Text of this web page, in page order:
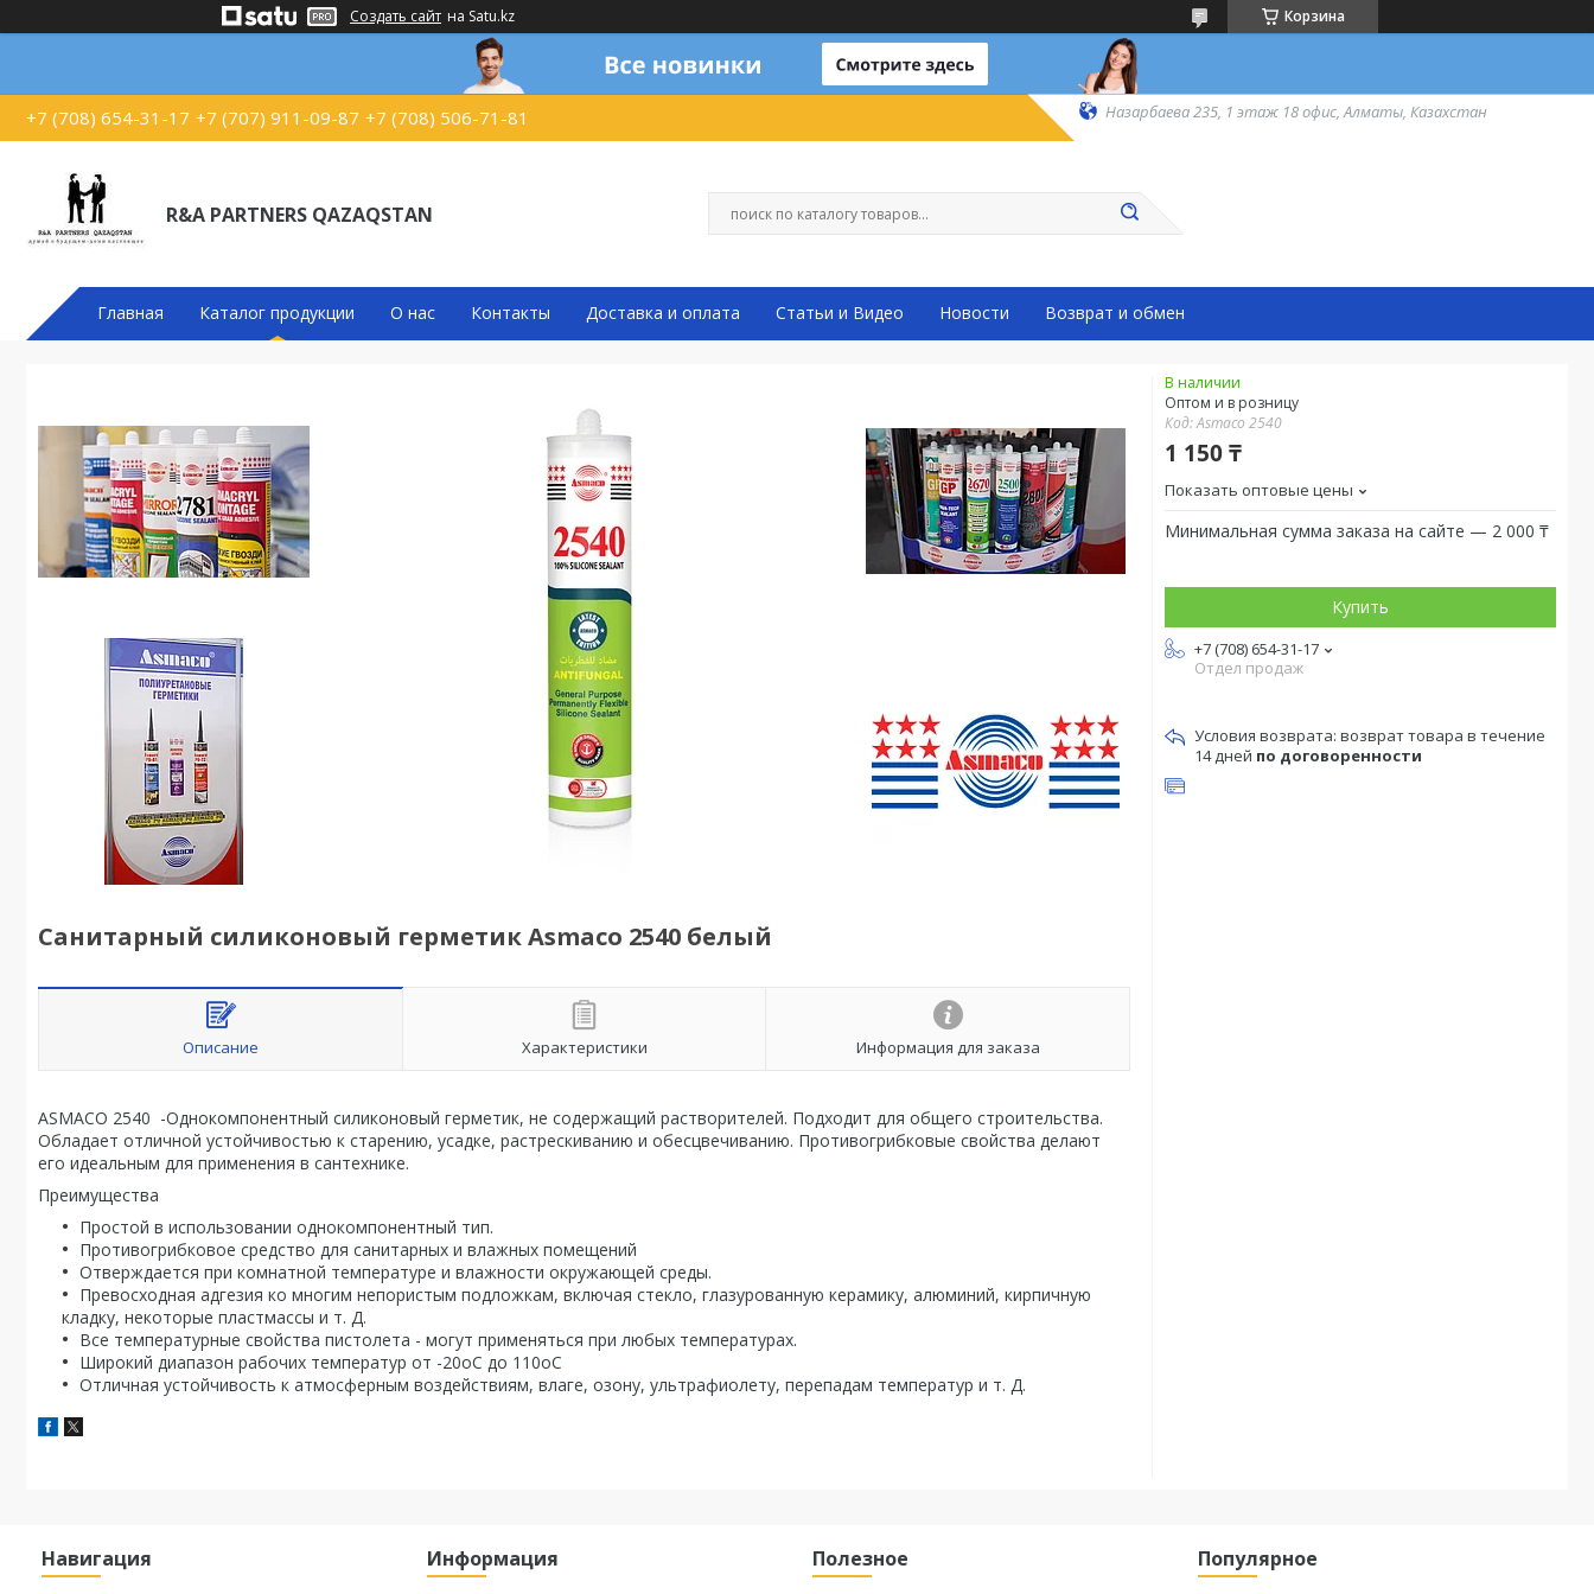
Создать сайт на Satu.kz Корзина
+7 (708) 654-31-17 +7 (707) 911-09-87 +7 (708) 506-71-81 Назарбаева 235, 1 этаж 18 офис, Алматы, Казахстан
R&A PARTNERS QAZAQSTAN
Главная Каталог продукции О нас Контакты Доставка и оплата Статьи и Видео Новости Возврат и обмен
Санитарный силиконовый герметик Asmaco 2540 белый
Описание Характеристики Информация для заказа
ASMACO 2540 -Однокомпонентный силиконовый герметик, не содержащий растворителей. Подходит для общего строительства.
Обладает отличной устойчивостью к старению, усадке, растрескиванию и обесцвечиванию. Противогрибковые свойства делают
его идеальным для применения в сантехнике.
Преимущества
Простой в использовании однокомпонентный тип.
Противогрибковое средство для санитарных и влажных помещений
Отверждается при комнатной температуре и влажности окружающей среды.
Превосходная адгезия ко многим непористым подложкам, включая стекло, глазурованную керамику, алюминий, кирпичную
кладку, некоторые пластмассы и т. Д.
Все температурные свойства пистолета - могут применяться при любых температурах.
Широкий диапазон рабочих температур от -20оС до 110оC
Отличная устойчивость к атмосферным воздействиям, влаге, озону, ультрафиолету, перепадам температур и т. Д.
В наличии
Оптом и в розницу
Код:Asmaco 2540
1 150 ₸
Показать оптовые цены
Минимальная сумма заказа на сайте — 2 000 ₸
Купить
+7 (708) 654-31-17
Отдел продаж
возврат товара в течение
14 дней по договоренности
Навигация Информация Полезное Популярное